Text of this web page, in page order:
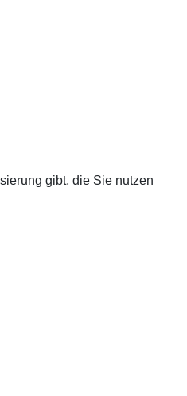
gibt, die Sie nutzen